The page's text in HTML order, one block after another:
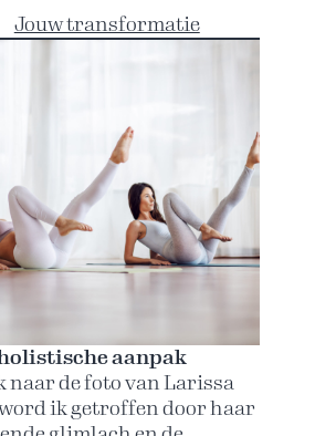
Jouw transformatie
aanpak
naar de foto van Larissa
ik getroffen door haar